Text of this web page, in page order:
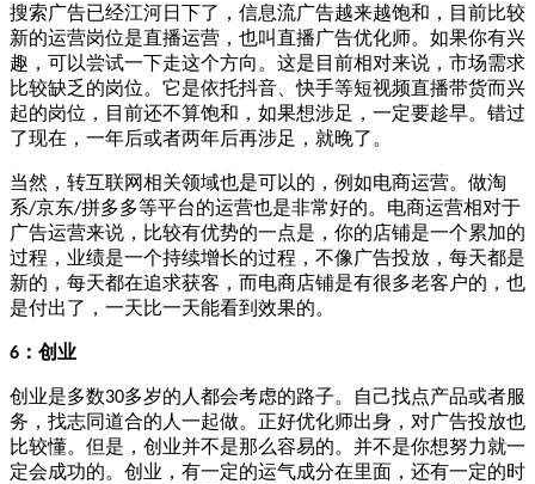
搜索广告已经江河日下了，信息流广告越来越饱和，目前比较
新的运营岗位是直播运营，也叫直播广告优化师。如果你有兴
趣，可以尝试一下走这个方向。这是目前相对来说，市场需求
比较缺乏的岗位。它是依托抖音、快手等短视频直播带货而兴
起的岗位，目前还不算饱和，如果想涉足，一定要趁早。错过
了现在，一年后或者两年后再涉足，就晚了。
当然，转互联网相关领域也是可以的，例如电商运营。做淘
系/京东/拼多多等平台的运营也是非常好的。电商运营相对于
广告运营来说，比较有优势的一点是，你的店铺是一个累加的
过程，业绩是一个持续增长的过程，不像广告投放，每天都是
新的，每天都在追求获客，而电商店铺是有很多老客户的，也
是付出了，一天比一天能看到效果的。
6 ： 创业
创业是多数30多岁的人都会考虑的路子。自己找点产品或者服
务，找志同道合的人一起做。正好优化师出身，对广告投放也
比较懂。但是，创业并不是那么容易的。并不是你想努力就一
定会成功的。创业，有一定的运气成分在里面，还有一定的时